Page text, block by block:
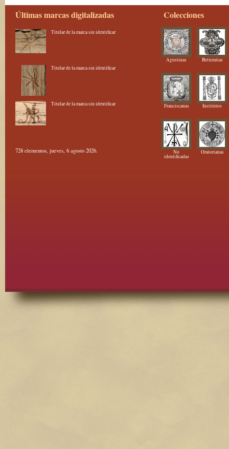
Últimas marcas digitalizadas
Titular de la marca sin identificar
Titular de la marca sin identificar
Titular de la marca sin identificar
728 elementos, jueves, 6 agosto 2026.
Colecciones
Agustinas Betlemitas
Franciscanas Institutos
No
identificadas
Oratorianas